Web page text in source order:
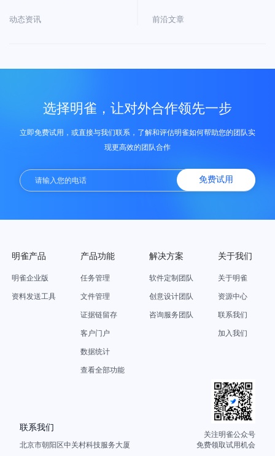
动态资讯 前沿文章
选择明雀，让对外合作领先一步
立即免费试用，或直接与我们联系，了解和评估明雀如何帮助您的团队实
现更高效的团队合作
免费试用
明雀产品
明雀企业版
资料发送工具
产品功能
任务管理
文件管理
证据链留存
客户门户
数据统计
查看全部功能
解决方案
软件定制团队
创意设计团队
咨询服务团队
关于我们
关于明雀
资源中心
联系我们
加入我们
联系我们
北京市朝阳区中关村科技服务大厦
关注明雀公众号
免费领取试用机会